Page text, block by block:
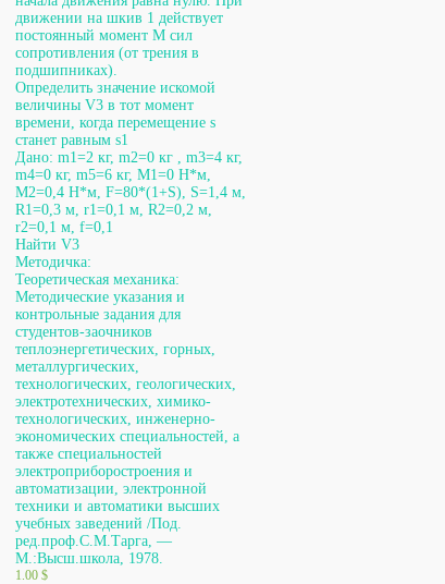
движении на шкив 1 действует
постоянный момент М сил
сопротивления (от трения в
подшипниках).
Определить значение искомой
величины V3 в тот момент
времени, когда перемещение s
станет равным s1
Дано: m1=2 кг, m2=0 кг , m3=4 кг,
m4=0 кг, m5=6 кг, М1=0 Н*м,
М2=0,4 Н*м, F=80*(1+S), S=1,4 м,
R1=0,3 м, r1=0,1 м, R2=0,2 м,
r2=0,1 м, f=0,1
Найти V3
Методичка:
Теоретическая механика:
Методические указания и
контрольные задания для
студентов-заочников
теплоэнергетических, горных,
металлургических,
технологических, геологических,
электротехнических, химико-
технологических, инженерно-
экономических специальностей, а
также специальностей
электроприборостроения и
автоматизации, электронной
техники и автоматики высших
учебных заведений /Под.
ред.проф.С.М.Тарга, —
М.:Высш.школа, 1978.
1.00 $